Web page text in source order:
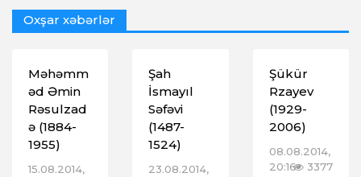
Oxşar xəbərlər
Məhəmm
əd Əmin
Rəsulzad
ə (1884-
1955)
15.08.2014,
Şah
İsmayıl
Səfəvi
(1487-
1524)
23.08.2014,
Şükür
Rzayev
(1929-
2006)
08.08.2014,
20:16 3377